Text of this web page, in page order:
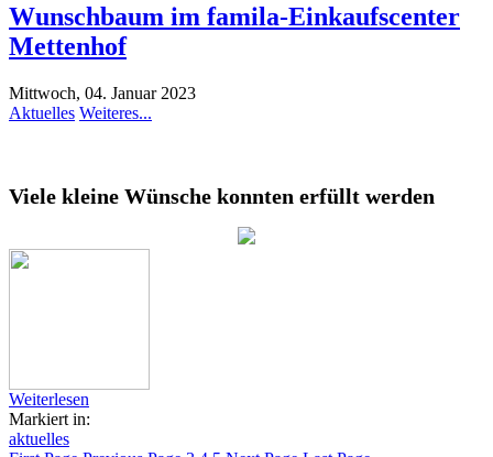
Wunschbaum im famila-Einkaufscenter
Mettenhof
Mittwoch, 04. Januar 2023
Aktuelles Weiteres...
Viele kleine Wünsche konnten erfüllt werden
Weiterlesen
Markiert in:
aktuelles